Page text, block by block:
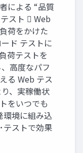
による “品質
スト  Web
荷をかけた
ド テストに
荷テストを
高度なパフ
る Web テス
、実稼働状
をいつでも
境に組み込
テストで効果